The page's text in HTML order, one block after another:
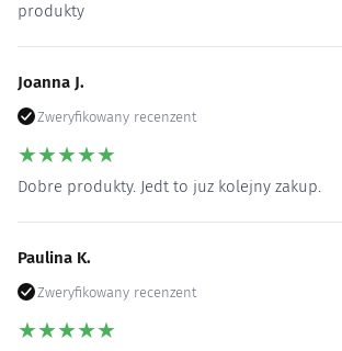
produkty
Joanna J.
Zweryfikowany recenzent
★★★★★
Dobre produkty. Jedt to juz kolejny zakup.
Paulina K.
Zweryfikowany recenzent
★★★★★